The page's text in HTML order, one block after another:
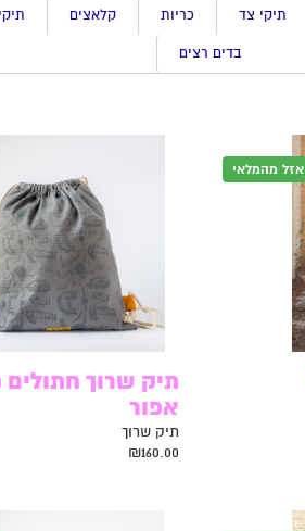
תיקי צד כריות קלאצים
בדים רצים
אזל מהמלאי
תיק שרוך חתולים
אפור
תיק שרוך
₪160.00